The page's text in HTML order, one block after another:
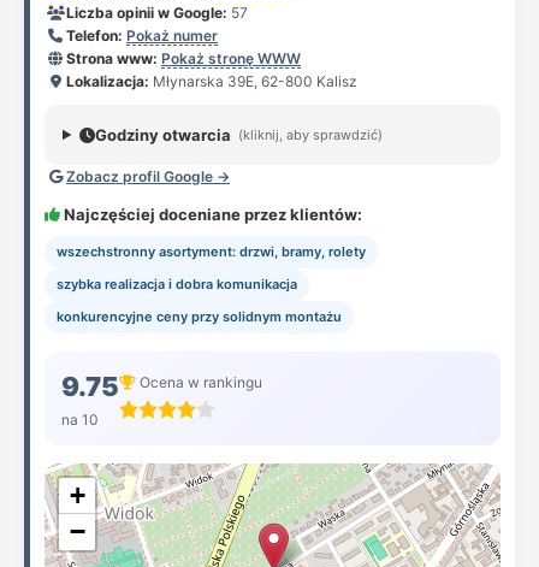
Liczba opinii w Google: 57
Telefon: Pokaż numer
Strona www: Pokaż stronę WWW
Lokalizacja: Młynarska 39E, 62-800 Kalisz
Godziny otwarcia (kliknij, aby sprawdzić)
Zobacz profil Google →
Najczęściej doceniane przez klientów:
wszechstronny asortyment: drzwi, bramy, rolety
szybka realizacja i dobra komunikacja
konkurencyjne ceny przy solidnym montażu
9.75
na 10
Ocena w rankingu
+
−